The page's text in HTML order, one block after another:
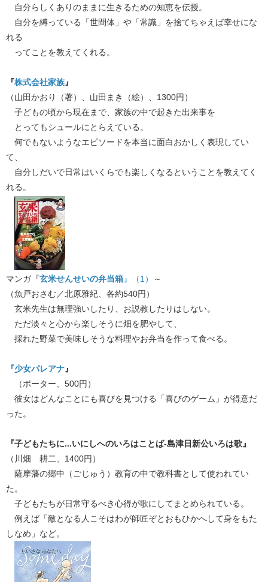
自分らしくありのままに生きるための知恵を伝授。
自分を縛っている「世間体」や「常識」を捨てちゃえば幸せにな
れる
ってことを教えてくれる。
『株式会社家族』
（山田かおり（著）、山田まき（絵）、1300円）
子どもの頃から現在まで、家族の中で起きた出来事を
とってもシュールにとらえている。
何でもないようなエピソードを本当に面白おかしく表現してい
て、
自分しだいで日常はいくらでも楽しくなるということを教えてく
れる。
マンガ『玄米せんせいの弁当箱』（1）
～
（魚戸おさむ／北原雅紀、各約540円）
玄米先生は無理強いしたり、お説教したりはしない。
ただ淡々と心から楽しそうに畑を肥やして、
採れた野菜で美味しそうな料理やお弁当を作って食べる。
『少女パレアナ』
（ポーター、500円）
彼女はどんなことにも喜びを見つける「喜びのゲーム」が得意だ
った。
『子どもたちに...いにしへのいろはことば-島津日新公いろは歌』
（川畑 耕二、1400円）
薩摩藩の郷中（ごじゅう）教育の中で教科書として使われてい
た。
子どもたちが日常守るべき心得が歌にしてまとめられている。
例えば「敵となる人こそはわが師匠ぞとおもひかへして身をもた
しなめ」など。